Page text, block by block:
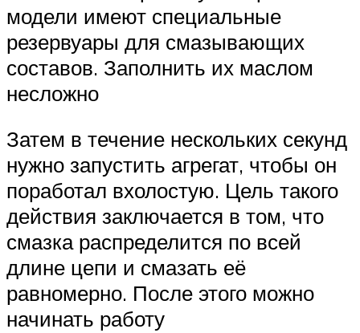
модели имеют специальные
резервуары для смазывающих
составов. Заполнить их маслом
несложно
Затем в течение нескольких секунд
нужно запустить агрегат, чтобы он
поработал вхолостую. Цель такого
действия заключается в том, что
смазка распределится по всей
длине цепи и смазать её
равномерно. После этого можно
начинать работу